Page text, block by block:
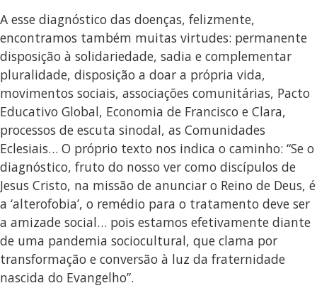
A esse diagnóstico das doenças, felizmente,
encontramos também muitas virtudes: permanente
disposição à solidariedade, sadia e complementar
pluralidade, disposição a doar a própria vida,
movimentos sociais, associações comunitárias, Pacto
Educativo Global, Economia de Francisco e Clara,
processos de escuta sinodal, as Comunidades
Eclesiais… O próprio texto nos indica o caminho: “Se o
diagnóstico, fruto do nosso ver como discípulos de
Jesus Cristo, na missão de anunciar o Reino de Deus, é
a ‘alterofobia’, o remédio para o tratamento deve ser
a amizade social… pois estamos efetivamente diante
de uma pandemia sociocultural, que clama por
transformação e conversão à luz da fraternidade
nascida do Evangelho”.